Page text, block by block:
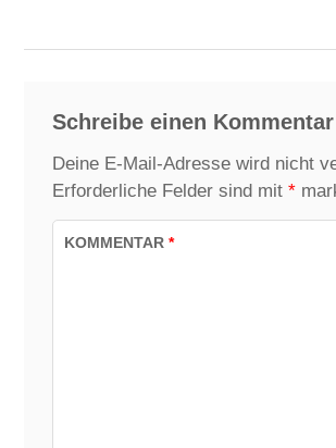
Schreibe einen Kommentar
Deine E-Mail-Adresse wird nicht
Erforderliche Felder sind mit *
KOMMENTAR*